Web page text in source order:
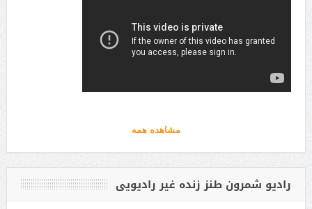
مشاهده همه
رادیو شمرون طنز زنده غیر رادیویی